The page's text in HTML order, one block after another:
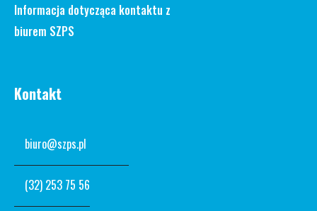
Informacja dotycząca kontaktu z
biurem SZPS
Kontakt
biuro@szps.pl
(32) 253 75 56